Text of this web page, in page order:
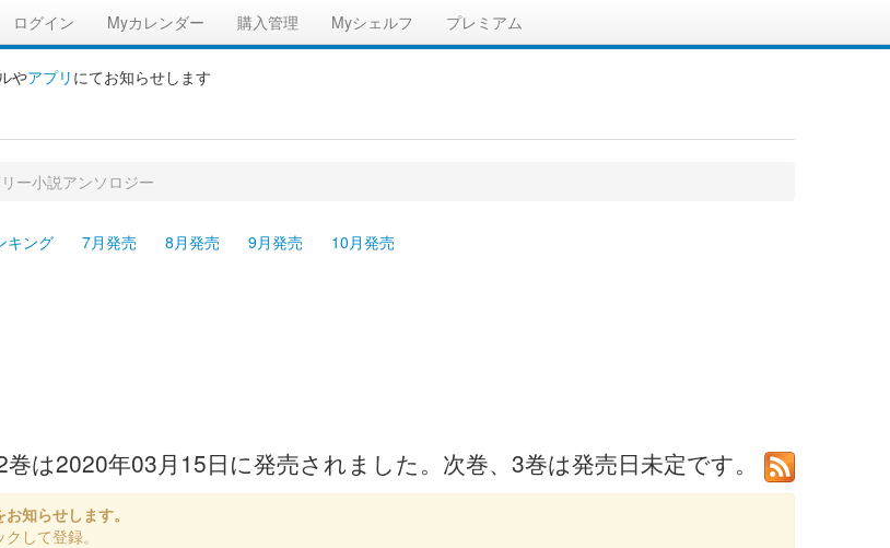
ログイン Myカレンダー 購入管理 Myシェルフ プレミアム
やアプリ にてお知らせします
ー小説アンソロジー
キング 7月発売 8月発売 9月発売 10月発売
は2020年03月15日に発売されました。次巻、3巻は発売日未定です。
知らせします。
して登録。